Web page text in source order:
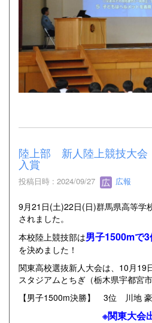
陸上部 新人陸上競技大
入賞
投稿日時 : 2024/09/27 広報
9月21日(土)22日(日)群馬県高等学
されました。
本校陸上競技部は男子1500mで
を決めました！
関東高校選抜新人大会は、10月19
スタジアムとちぎ（栃木県宇都宮
【男子1500m決勝】 3位 川地 豪
※関東大会